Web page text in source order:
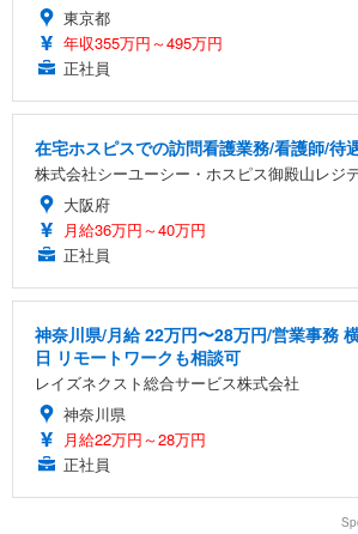
東京都
年収355万円～495万円
正社員
在宅ホスピスでの訪問看護業務/看護師/待
株式会社シーユーシー・ホスピス御殿山レジ
大阪府
月給36万円～40万円
正社員
神奈川県/月給 22万円〜28万円/営業事務
日 リモートワークも相談可
レイズネクスト総合サービス株式会社
神奈川県
月給22万円～28万円
正社員